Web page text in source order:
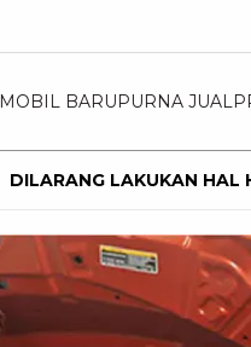
MOBIL BARUPURNA JUAL
DILARANG LAKUKAN HAL